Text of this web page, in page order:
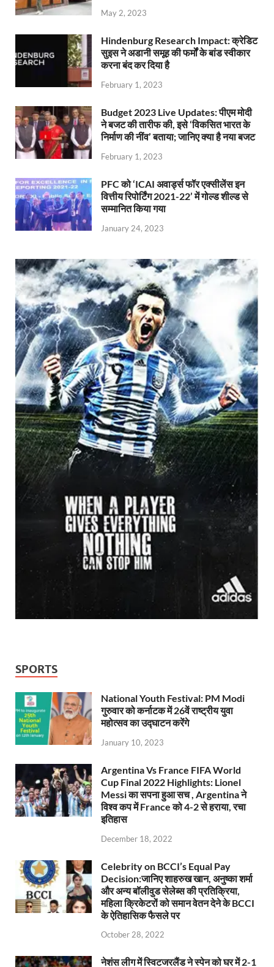
May 2, 2023
Hindenburg Research Impact: क्रेडिट
सुइस ने अडानी समूह की फर्मों के बांड स्वीकार
करना बंद कर दिया है
February 1, 2023
Budget 2023 Live Updates: पीएम मोदी
ने बजट की तारीफ की, इसे ‘विकसित भारत के
निर्माण की नींव’ बताया; जानिए क्या है नया बजट
February 1, 2023
PFC को ‘ICAI अवार्ड्स फॉर एक्सीलेंस इन
वित्तीय रिपोर्टिंग 2021-22’ में गोल्ड शील्ड से
सम्मानित किया गया
January 24, 2023
SPORTS
National Youth Festival: PM Modi
गुरुवार को कर्नाटक में 26वें राष्ट्रीय युवा
महोत्सव का उद्घाटन करेंगे
January 10, 2023
Argentina Vs France FIFA World
Cup Final 2022 Highlights: Lionel
Messi का सपना हुआ सच , Argentina ने
विश्व कप में France को 4-2 से हराया, रचा
इतिहास
December 18, 2022
Celebrity on BCCI’s Equal Pay
Decision:जानिए शाहरुख खान, अनुष्का शर्मा
और अन्य बॉलीवुड सेलेब्स की प्रतिक्रिया,
महिला क्रिकेटरों को समान वेतन देने के BCCI
के ऐतिहासिक फैसले पर
October 28, 2022
नेशंस लीग में स्विटजरलैंड ने स्पेन को घर में 2-1